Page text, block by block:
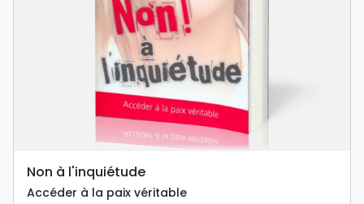
Non à l'inquiétude
Accéder à la paix véritable